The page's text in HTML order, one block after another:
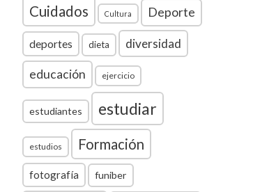
Cuidados Cultura Deporte
deportes dieta diversidad
educación ejercicio
estudiantes estudiar
estudios Formación
fotografía funiber